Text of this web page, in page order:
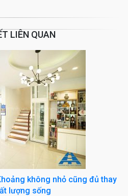
LIÊN QUAN
không nhỏ cũng đủ thay
lượng sống